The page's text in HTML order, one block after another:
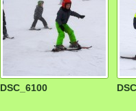
DSC_6100